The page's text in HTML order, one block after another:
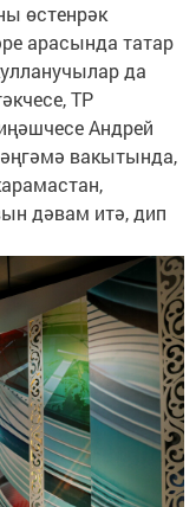
өстенрәк
арасында татар
да
ТР
Андрей
вакытында,
дәвам итә, дип